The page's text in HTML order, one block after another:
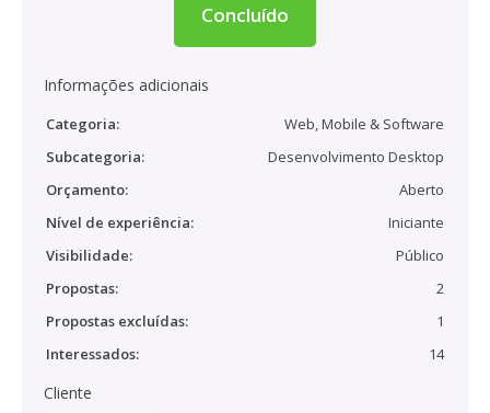
Concluído
Informações adicionais
Categoria:
Web, Mobile & Software
Subcategoria:
Desenvolvimento Desktop
Orçamento:
Aberto
Nível de experiência:
Iniciante
Visibilidade:
Público
Propostas:
2
Propostas excluídas:
1
Interessados:
14
Cliente